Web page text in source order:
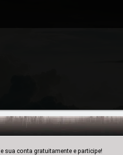
conta gratuitamente e participe!